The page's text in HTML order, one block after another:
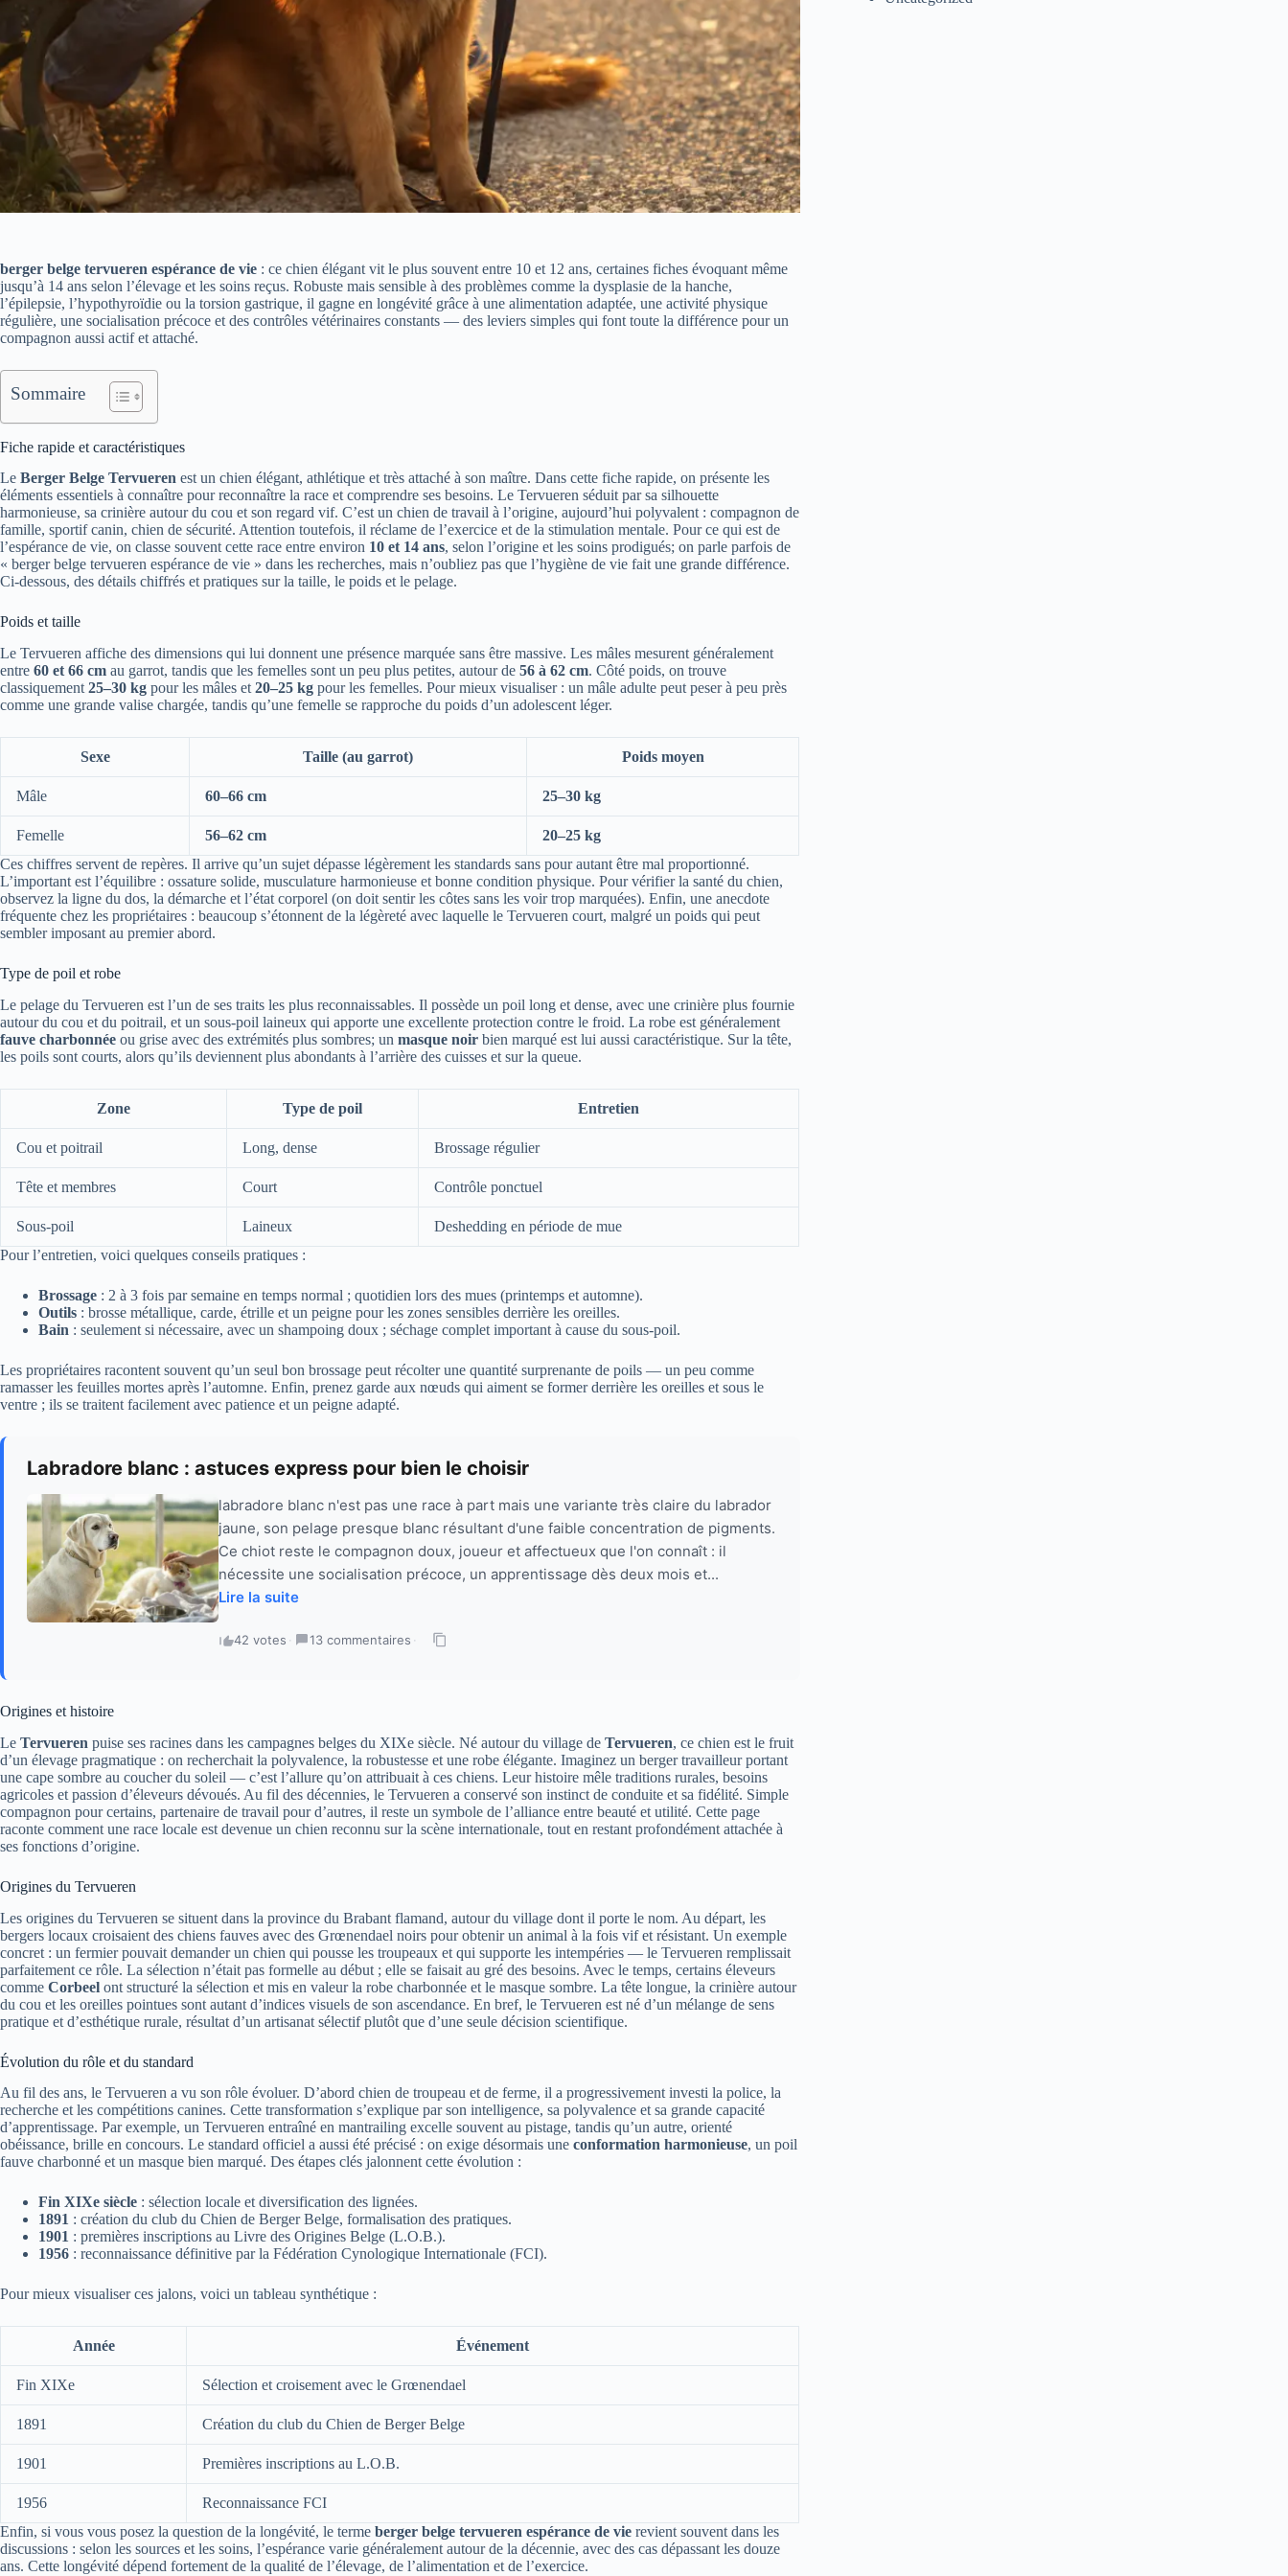
berger belge tervueren espérance de vie : ce chien élégant vit le plus souvent entre 10 et 12 ans, certaines fiches évoquant même
jusqu’à 14 ans selon l’élevage et les soins reçus. Robuste mais sensible à des problèmes comme la dysplasie de la hanche,
l’épilepsie, l’hypothyroïdie ou la torsion gastrique, il gagne en longévité grâce à une alimentation adaptée, une activité physique
régulière, une socialisation précoce et des contrôles vétérinaires constants — des leviers simples qui font toute la différence pour un
compagnon aussi actif et attaché.
Sommaire
Fiche rapide et caractéristiques
Le Berger Belge Tervueren est un chien élégant, athlétique et très attaché à son maître. Dans cette fiche rapide, on présente les
éléments essentiels à connaître pour reconnaître la race et comprendre ses besoins. Le Tervueren séduit par sa silhouette
harmonieuse, sa crinière autour du cou et son regard vif. C’est un chien de travail à l’origine, aujourd’hui polyvalent : compagnon de
famille, sportif canin, chien de sécurité. Attention toutefois, il réclame de l’exercice et de la stimulation mentale. Pour ce qui est de
l’espérance de vie, on classe souvent cette race entre environ 10 et 14 ans, selon l’origine et les soins prodigués; on parle parfois de
« berger belge tervueren espérance de vie » dans les recherches, mais n’oubliez pas que l’hygiène de vie fait une grande différence.
Ci-dessous, des détails chiffrés et pratiques sur la taille, le poids et le pelage.
Poids et taille
Le Tervueren affiche des dimensions qui lui donnent une présence marquée sans être massive. Les mâles mesurent généralement
entre 60 et 66 cm au garrot, tandis que les femelles sont un peu plus petites, autour de 56 à 62 cm. Côté poids, on trouve
classiquement 25–30 kg pour les mâles et 20–25 kg pour les femelles. Pour mieux visualiser : un mâle adulte peut peser à peu près
comme une grande valise chargée, tandis qu’une femelle se rapproche du poids d’un adolescent léger.
Sexe Taille (au garrot) Poids moyen
Mâle 60–66 cm 25–30 kg
Femelle 56–62 cm
20–25 kg
Ces chiffres servent de repères. Il arrive qu’un sujet dépasse légèrement les standards sans pour autant être mal proportionné.
L’important est l’équilibre : ossature solide, musculature harmonieuse et bonne condition physique. Pour vérifier la santé du chien,
observez la ligne du dos, la démarche et l’état corporel (on doit sentir les côtes sans les voir trop marquées). Enfin, une anecdote
fréquente chez les propriétaires : beaucoup s’étonnent de la légèreté avec laquelle le Tervueren court, malgré un poids qui peut
sembler imposant au premier abord.
Type de poil et robe
Le pelage du Tervueren est l’un de ses traits les plus reconnaissables. Il possède un poil long et dense, avec une crinière plus fournie
autour du cou et du poitrail, et un sous-poil laineux qui apporte une excellente protection contre le froid. La robe est généralement
fauve charbonnée ou grise avec des extrémités plus sombres; un masque noir bien marqué est lui aussi caractéristique. Sur la tête,
les poils sont courts, alors qu’ils deviennent plus abondants à l’arrière des cuisses et sur la queue.
Zone Type de poil Entretien
Cou et poitrail Long, dense Brossage régulier
Tête et membres Court Contrôle ponctuel
Sous-poil Laineux
Deshedding en période de mue
Pour l’entretien, voici quelques conseils pratiques :
Brossage : 2 à 3 fois par semaine en temps normal ; quotidien lors des mues (printemps et automne).
Outils : brosse métallique, carde, étrille et un peigne pour les zones sensibles derrière les oreilles.
Bain : seulement si nécessaire, avec un shampoing doux ; séchage complet important à cause du sous-poil.
Les propriétaires racontent souvent qu’un seul bon brossage peut récolter une quantité surprenante de poils — un peu comme
ramasser les feuilles mortes après l’automne. Enfin, prenez garde aux nœuds qui aiment se former derrière les oreilles et sous le
ventre ; ils se traitent facilement avec patience et un peigne adapté.
Labradore blanc : astuces express pour bien le choisir
labradore blanc n'est pas une race à part mais une variante très claire du labrador
jaune, son pelage presque blanc résultant d'une faible concentration de pigments.
Ce chiot reste le compagnon doux, joueur et affectueux que l'on connaît : il
nécessite une socialisation précoce, un apprentissage dès deux mois et...
Lire la suite
42 votes · 13 commentaires ·
Origines et histoire
Le Tervueren puise ses racines dans les campagnes belges du XIXe siècle. Né autour du village de Tervueren, ce chien est le fruit
d’un élevage pragmatique : on recherchait la polyvalence, la robustesse et une robe élégante. Imaginez un berger travailleur portant
une cape sombre au coucher du soleil — c’est l’allure qu’on attribuait à ces chiens. Leur histoire mêle traditions rurales, besoins
agricoles et passion d’éleveurs dévoués. Au fil des décennies, le Tervueren a conservé son instinct de conduite et sa fidélité. Simple
compagnon pour certains, partenaire de travail pour d’autres, il reste un symbole de l’alliance entre beauté et utilité. Cette page
raconte comment une race locale est devenue un chien reconnu sur la scène internationale, tout en restant profondément attachée à
ses fonctions d’origine.
Origines du Tervueren
Les origines du Tervueren se situent dans la province du Brabant flamand, autour du village dont il porte le nom. Au départ, les
bergers locaux croisaient des chiens fauves avec des Grœnendael noirs pour obtenir un animal à la fois vif et résistant. Un exemple
concret : un fermier pouvait demander un chien qui pousse les troupeaux et qui supporte les intempéries — le Tervueren remplissait
parfaitement ce rôle. La sélection n’était pas formelle au début ; elle se faisait au gré des besoins. Avec le temps, certains éleveurs
comme Corbeel ont structuré la sélection et mis en valeur la robe charbonnée et le masque sombre. La tête longue, la crinière autour
du cou et les oreilles pointues sont autant d’indices visuels de son ascendance. En bref, le Tervueren est né d’un mélange de sens
pratique et d’esthétique rurale, résultat d’un artisanat sélectif plutôt que d’une seule décision scientifique.
Évolution du rôle et du standard
Au fil des ans, le Tervueren a vu son rôle évoluer. D’abord chien de troupeau et de ferme, il a progressivement investi la police, la
recherche et les compétitions canines. Cette transformation s’explique par son intelligence, sa polyvalence et sa grande capacité
d’apprentissage. Par exemple, un Tervueren entraîné en mantrailing excelle souvent au pistage, tandis qu’un autre, orienté
obéissance, brille en concours. Le standard officiel a aussi été précisé : on exige désormais une conformation harmonieuse, un poil
fauve charbonné et un masque bien marqué. Des étapes clés jalonnent cette évolution :
Fin XIXe siècle : sélection locale et diversification des lignées.
1891 : création du club du Chien de Berger Belge, formalisation des pratiques.
1901 : premières inscriptions au Livre des Origines Belge (L.O.B.).
1956 : reconnaissance définitive par la Fédération Cynologique Internationale (FCI).
Pour mieux visualiser ces jalons, voici un tableau synthétique :
Année Événement
Fin XIXe Sélection et croisement avec le Grœnendael
1891 Création du club du Chien de Berger Belge
1901 Premières inscriptions au L.O.B.
1956
Reconnaissance FCI
Enfin, si vous vous posez la question de la longévité, le terme berger belge tervueren espérance de vie revient souvent dans les
discussions : selon les sources et les soins, l’espérance varie généralement autour de la décennie, avec des cas dépassant les douze
ans. Cette longévité dépend fortement de la qualité de l’élevage, de l’alimentation et de l’exercice.